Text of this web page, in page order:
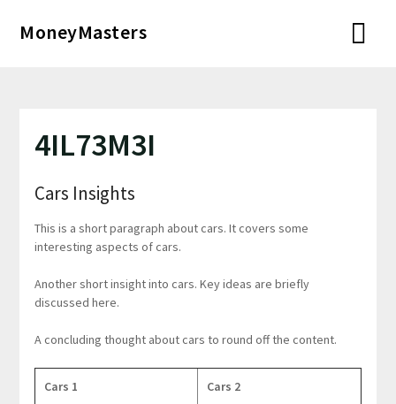
MoneyMasters
4IL73M3I
Cars Insights
This is a short paragraph about cars. It covers some
interesting aspects of cars.
Another short insight into cars. Key ideas are briefly
discussed here.
A concluding thought about cars to round off the content.
Cars 1 Cars 2